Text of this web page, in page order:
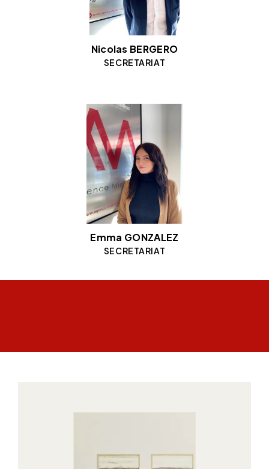
Nicolas BERGERO
SECRETARIAT
Emma GONZALEZ
SECRETARIAT